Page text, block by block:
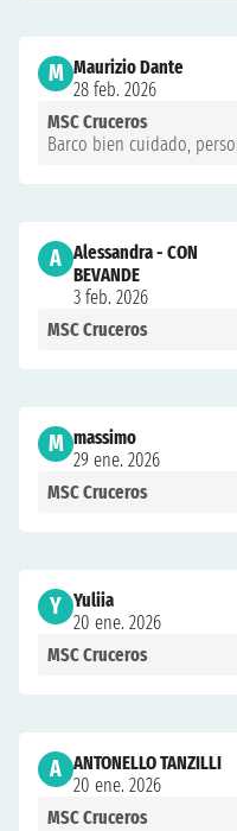
M Maurizio Dante
28 feb. 2026
MSC Cruceros
Barco bien cuidado,
A Alessandra - CON
BEVANDE
3 feb. 2026
MSC Cruceros
M massimo
29 ene. 2026
MSC Cruceros
Y Yuliia
20 ene. 2026
MSC Cruceros
A ANTONELLO TANZILLI
20 ene. 2026
MSC Cruceros